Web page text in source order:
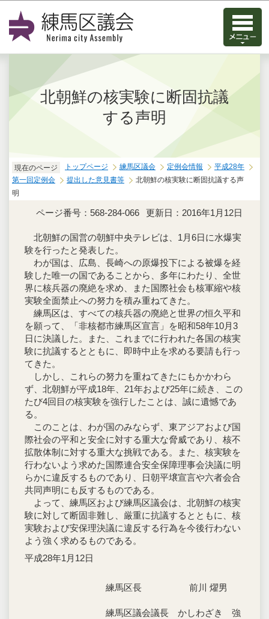
北朝鮮の核実験に断固抗議
する声明
現在のページ トップページ 練馬区議会 定例会情報
平成28年
第一回定例会
提出した意見書等
北朝鮮の核実験に断固抗議する声
明
ページ番号：568-284-066 更新日：2016年1月12日
北朝鮮の国営の朝鮮中央テレビは、1月6日に水爆実
験を行ったと発表した。
わが国は、広島、長崎への原爆投下による被爆を経
験した唯一の国であることから、多年にわたり、全世
界に核兵器の廃絶を求め、また国際社会も核軍縮や核
実験全面禁止への努力を積み重ねてきた。
練馬区は、すべての核兵器の廃絶と世界の恒久平和
を願って、「非核都市練馬区宣言」を昭和58年10月3
日に決議した。また、これまでに行われた各国の核実
験に抗議するとともに、即時中止を求める要請も行っ
てきた。
しかし、これらの努力を重ねてきたにもかかわら
ず、北朝鮮が平成18年、21年および25年に続き、この
たび4回目の核実験を強行したことは、誠に遺憾であ
る。
このことは、わが国のみならず、東アジアおよび国
際社会の平和と安全に対する重大な脅威であり、核不
拡散体制に対する重大な挑戦である。また、核実験を
行わないよう求めた国際連合安全保障理事会決議に明
らかに違反するものであり、日朝平壌宣言や六者会合
共同声明にも反するものである。
よって、練馬区および練馬区議会は、北朝鮮の核実
験に対して断固非難し、厳重に抗議するとともに、核
実験および安保理決議に違反する行為を今後行わない
よう強く求めるものである。
平成28年1月12日
練馬区長 前川 燿男
練馬区議会議長 かしわざき 強